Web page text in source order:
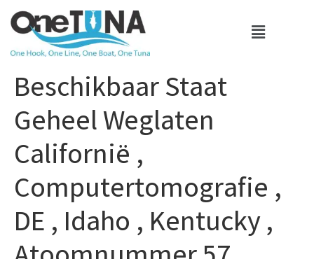
Beschikbaar Staat
Geheel Weglaten
Californië ,
Computertomografie ,
DE , Idaho , Kentucky ,